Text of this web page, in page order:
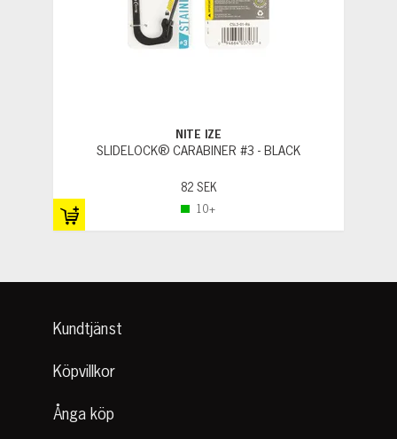
NITE IZE
SLIDELOCK® CARABINER #3 - BLACK
82 SEK
10+
Kundtjänst
Köpvillkor
Ånga köp